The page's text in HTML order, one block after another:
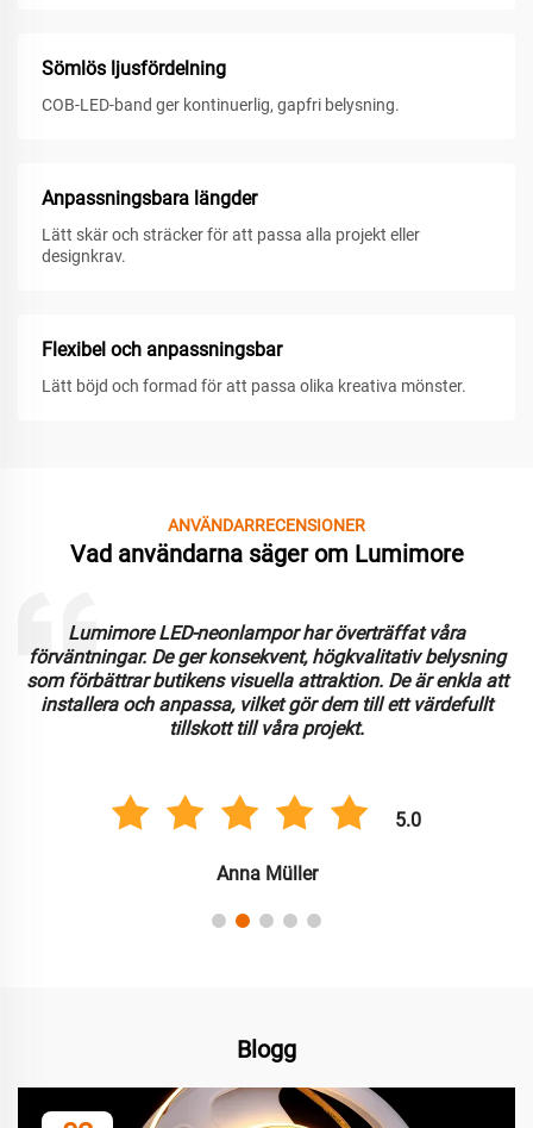
Sömlös ljusfördelning
COB-LED-band ger kontinuerlig, gapfri belysning.
Anpassningsbara längder
Lätt skär och sträcker för att passa alla projekt eller
designkrav.
Flexibel och anpassningsbar
Lätt böjd och formad för att passa olika kreativa mönster.
ANVÄNDARRECENSIONER
Vad användarna säger om Lumimore
Lumimore LED-neonlampor har överträffat våra
förväntningar. De ger konsekvent, högkvalitativ belysning
som förbättrar butikens visuella attraktion. De är enkla att
installera och anpassa, vilket gör dem till ett värdefullt
tillskott till våra projekt.
5.0
Anna Müller
Blogg